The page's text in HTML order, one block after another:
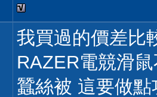
我買過的價差比
RAZER電競滑
蠶絲被 這要做